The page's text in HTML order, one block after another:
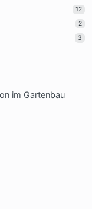
12
2
3
im Gar­ten­bau